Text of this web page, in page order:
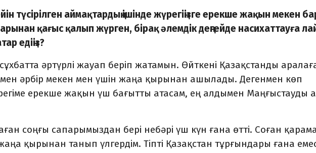
түсірілген аймақтардың ішінде жүрегіңізге ерекше жақын мекен
қағыс қалып жүрген, бірақ әлемдік деңгейде насихаттауға
едіңіз?
әртүрлі жауап беріп жатамын. Өйткені Қазақстанды
мен әрбір мекен мен үшін жаңа қырынан ашылады. Дегенмен көп
ерекше жақын үш бағытты атасам, ең алдымен Маңғыстауды
соңғы сапарымыздан бері небәрі үш күн ғана өтті. Соған
қырынан танып үлгердім. Тіпті Қазақстан тұрғындары ғана